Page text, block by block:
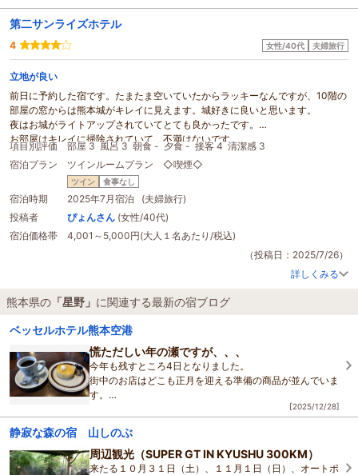
第二サンライズホテル
4 女性/40代 夫婦旅行
立地が良い
前日に予約した宿です。たまたま空いていたからラッキーなんですが、10階の
部屋の窓からは熊本城がキレイに見えます。城好きに良いと思います。
夜はお城がライトアップされていてとても良かったです。
お部屋はキレイに掃除されていて、不満はないです。
新しいホテルではないなで壁薄めで、バストイレは若干狭いかも…です。
熊本下道りは徒歩で行けます。
口コミにもありましたが駐車場に難ありですが、
ホテルの方が親切ですし、カギを渡してお任せくださいスタイルで良かったで
す。
泊まりだけなら問題なしです。
近くに（車で）マックも星野珈琲もあり便利です。
項目別評価 部屋 3 風呂 3 朝食 - 夕食 - 接客 4 清潔感 3
宿泊プラン
ツインルームプラン ◇喫煙◇
ツイン 食事なし
宿泊時期
2025年7月宿泊 (夫婦旅行)
投稿者
ぴょんさん (女性/40代)
宿泊価格帯
4,001～5,000円(大人１名あたり/税込)
（投稿日：2025/7/26）
詳しくみる
熊本県の 「星野」 に関連する最新の宿ブログ
ベッセルホテル熊本空港
慌ただしい年の瀬ですが、、、
今年も残すところ4日となりました。
街中のお店はどこも正月を迎える準備の商品が並んでいま
す。
ました。
皆さんお馴染み？『星野珈琲』です。
朝11：0
[2025/12/28]
静寂な森の宿 山しのぶ
周辺観光（SUPER GT IN KYUSHU 300KM）
来たる１０月３１日（土）、１１月１日（日）、オートポ